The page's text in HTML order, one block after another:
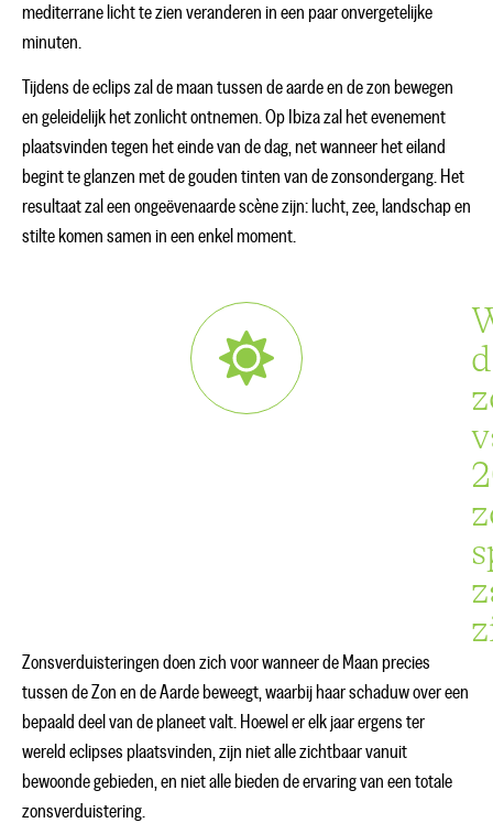
mediterrane licht te zien veranderen in een paar onvergetelijke
minuten.
Tijdens de eclips zal de maan tussen de aarde en de zon bewegen
en geleidelijk het zonlicht ontnemen. Op Ibiza zal het evenement
plaatsvinden tegen het einde van de dag, net wanneer het eiland
begint te glanzen met de gouden tinten van de zonsondergang. Het
resultaat zal een ongeëvenaarde scène zijn: lucht, zee, landschap en
stilte komen samen in een enkel moment.
Zonsverduisteringen doen zich voor wanneer de Maan precies
tussen de Zon en de Aarde beweegt, waarbij haar schaduw over een
bepaald deel van de planeet valt. Hoewel er elk jaar ergens ter
wereld eclipses plaatsvinden, zijn niet alle zichtbaar vanuit
bewoonde gebieden, en niet alle bieden de ervaring van een totale
zonsverduistering.